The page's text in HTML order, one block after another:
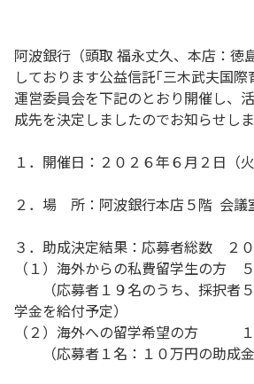
阿波銀行（頭取 福永丈久、本店：徳
しております公益信託｢三木武夫国
運営委員会を下記のとおり開催し、
成先を決定しましたのでお知らせしま
１．開催日：２０２６年６月２日（火
２．場 所：阿波銀行本店５階 会議
３．助成決定結果：応募者総数 ２
（１）海外からの私費留学生の方
（応募者１９名のうち、採択者
学金を給付予定）
（２）海外への留学希望の方
（応募者１名：１０万円の助成金